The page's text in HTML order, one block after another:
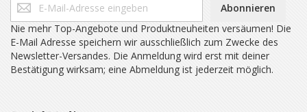
Abonnieren
Nie mehr Top-Angebote und Produktneuheiten versäumen! Die
E-Mail Adresse speichern wir ausschließlich zum Zwecke des
Newsletter-Versandes. Die Anmeldung wird erst mit deiner
Bestätigung wirksam; eine Abmeldung ist jederzeit möglich.